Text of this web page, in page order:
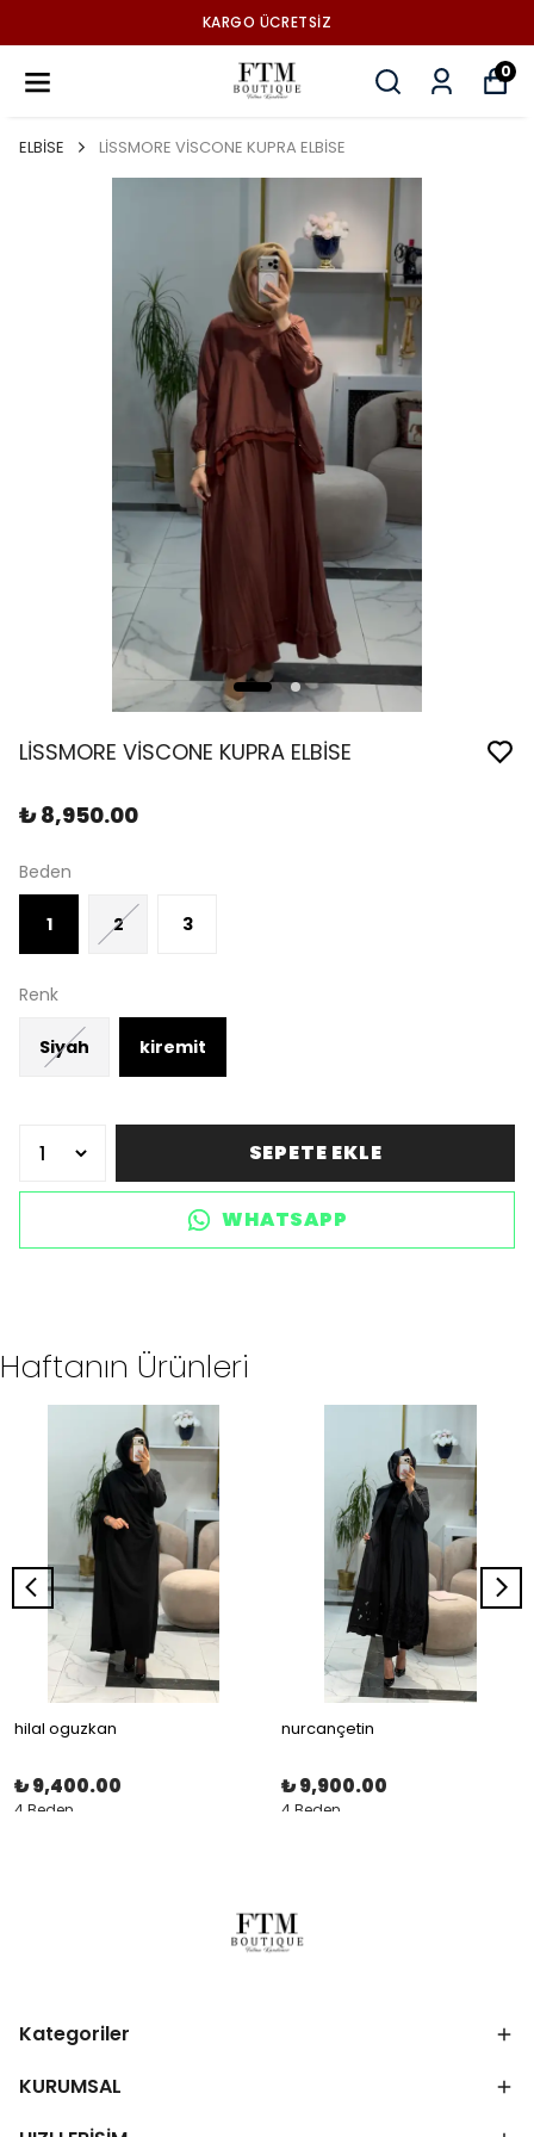
KARGO ÜCRETSİZ
0
ELBİSE LİSSMORE VİSCONE KUPRA ELBİSE
LİSSMORE VİSCONE KUPRA ELBİSE
₺ 8,950.00
Beden
1 2 3
Renk
Siyah kiremit
SEPETE EKLE
WHATSAPP
Haftanın Ürünleri
hilal oguzkan
₺ 9,400.00
4 Beden
nurcançetin
₺ 9,900.00
4 Beden
Kategoriler
KURUMSAL